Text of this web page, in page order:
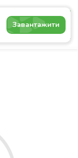
Завантажити
Напої